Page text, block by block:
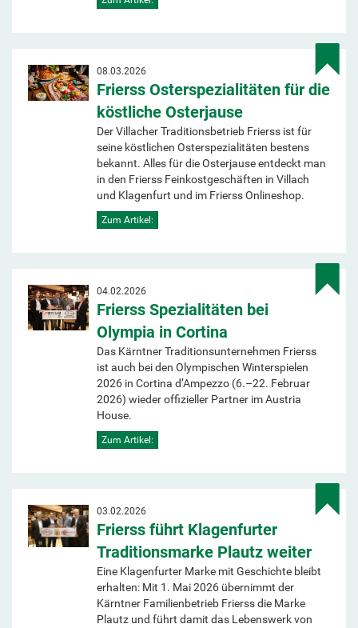
08.03.2026
Frierss Osterspezialitäten für die
köstliche Osterjause
Der Villacher Traditionsbetrieb Frierss ist für
seine köstlichen Osterspezialitäten bestens
bekannt. Alles für die Osterjause entdeckt man
in den Frierss Feinkostgeschäften in Villach
und Klagenfurt und im Frierss Onlineshop.
Zum Artikel:
04.02.2026
Frierss Spezialitäten bei
Olympia in Cortina
Das Kärntner Traditionsunternehmen Frierss
ist auch bei den Olympischen Winterspielen
2026 in Cortina d’Ampezzo (6.–22. Februar
2026) wieder offizieller Partner im Austria
House.
Zum Artikel:
03.02.2026
Frierss führt Klagenfurter
Traditionsmarke Plautz weiter
Eine Klagenfurter Marke mit Geschichte bleibt
erhalten: Mit 1. Mai 2026 übernimmt der
Kärntner Familienbetrieb Frierss die Marke
Plautz und führt damit das Lebenswerk von